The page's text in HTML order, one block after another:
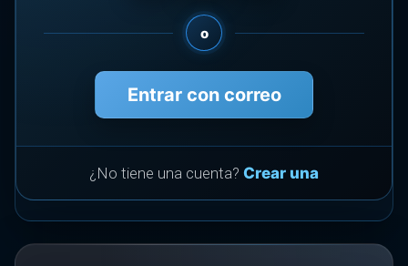
o
Entrar con correo
¿No tiene una cuenta? Crear una